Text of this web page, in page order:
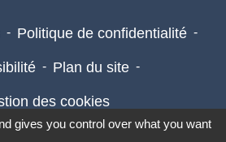
- Politique de confidentialité -
- Plan du site -
des cookies
gives you control over what you want